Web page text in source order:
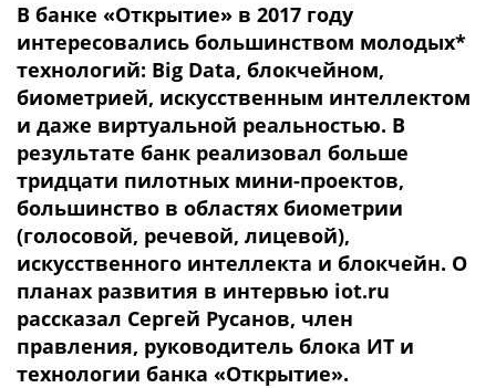
В банке «Открытие» в 2017 году
интересовались большинством молодых*
технологий: Big Data, блокчейном,
биометрией, искусственным интеллектом
и даже виртуальной реальностью. В
результате банк реализовал больше
тридцати пилотных мини-проектов,
большинство в областях биометрии
(голосовой, речевой, лицевой),
искусственного интеллекта и блокчейн. О
планах развития в интервью iot.ru
рассказал Сергей Русанов, член
правления, руководитель блока ИТ и
технологии банка «Открытие».